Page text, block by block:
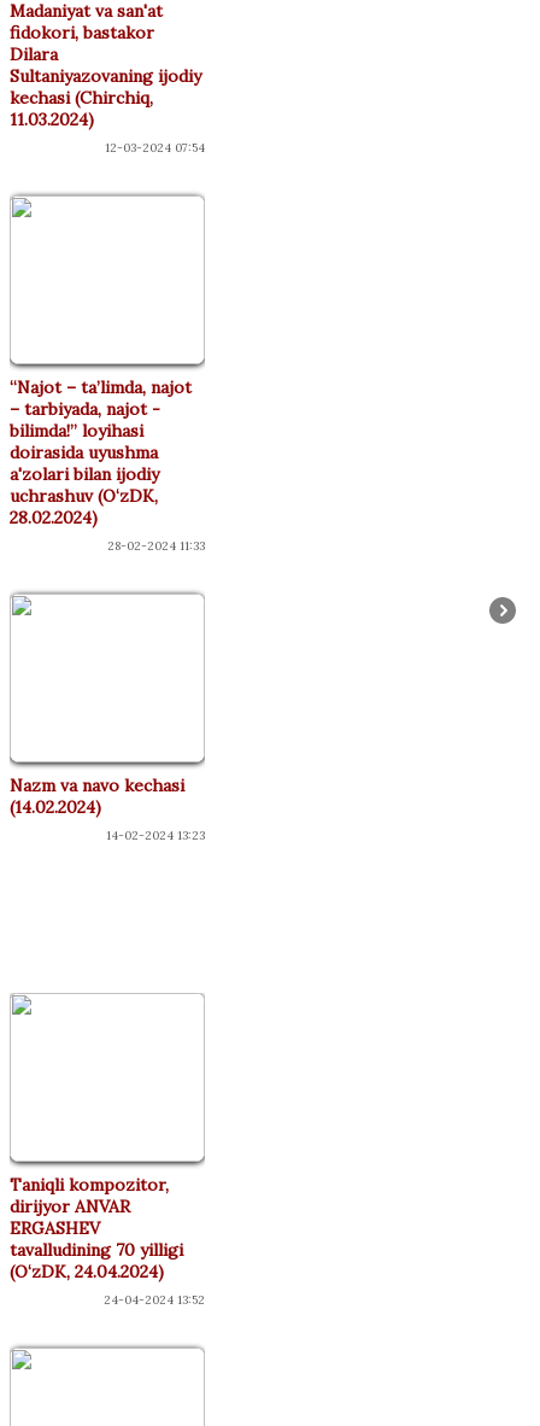
Madaniyat va san'at
fidokori, bastakor
Dilara
Sultaniyazovaning ijodiy
kechasi (Chirchiq,
11.03.2024)
12-03-2024 07:54
“Najot – ta’limda, najot
– tarbiyada, najot -
bilimda!” loyihasi
doirasida uyushma
a'zolari bilan ijodiy
uchrashuv (O‘zDK,
28.02.2024)
28-02-2024 11:33
Nazm va navo kechasi
(14.02.2024)
14-02-2024 13:23
Taniqli kompozitor,
dirijyor ANVAR
ERGASHEV
tavalludining 70 yilligi
(O‘zDK, 24.04.2024)
24-04-2024 13:52